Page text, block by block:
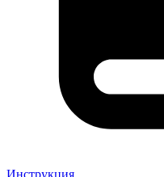
Инструкция